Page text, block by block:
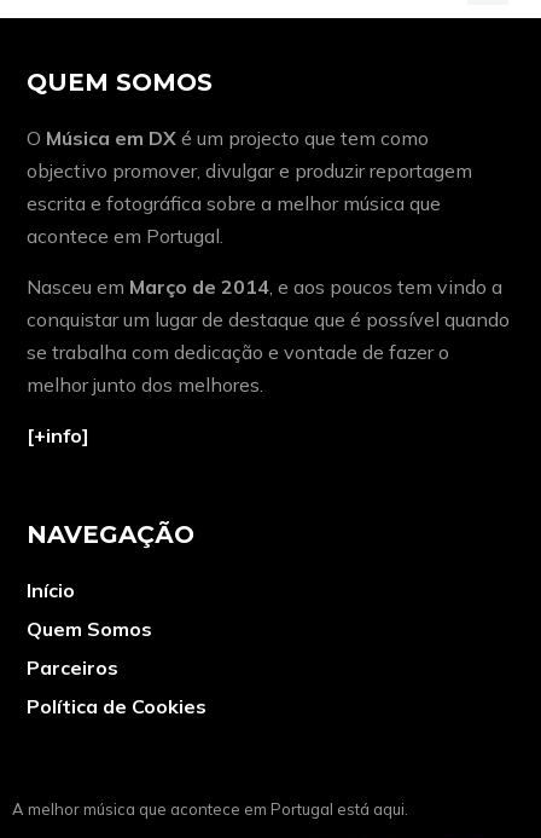
QUEM SOMOS
O Música em DX é um projecto que tem como
objectivo promover, divulgar e produzir reportagem
escrita e fotográfica sobre a melhor música que
acontece em Portugal.
Nasceu em Março de 2014 , e aos poucos tem vindo a
conquistar um lugar de destaque que é possível quando
se trabalha com dedicação e vontade de fazer o
melhor junto dos melhores.
[+info]
NAVEGAÇÃO
Início
Quem Somos
Parceiros
Política de Cookies
A melhor música que acontece em Portugal está aqui.